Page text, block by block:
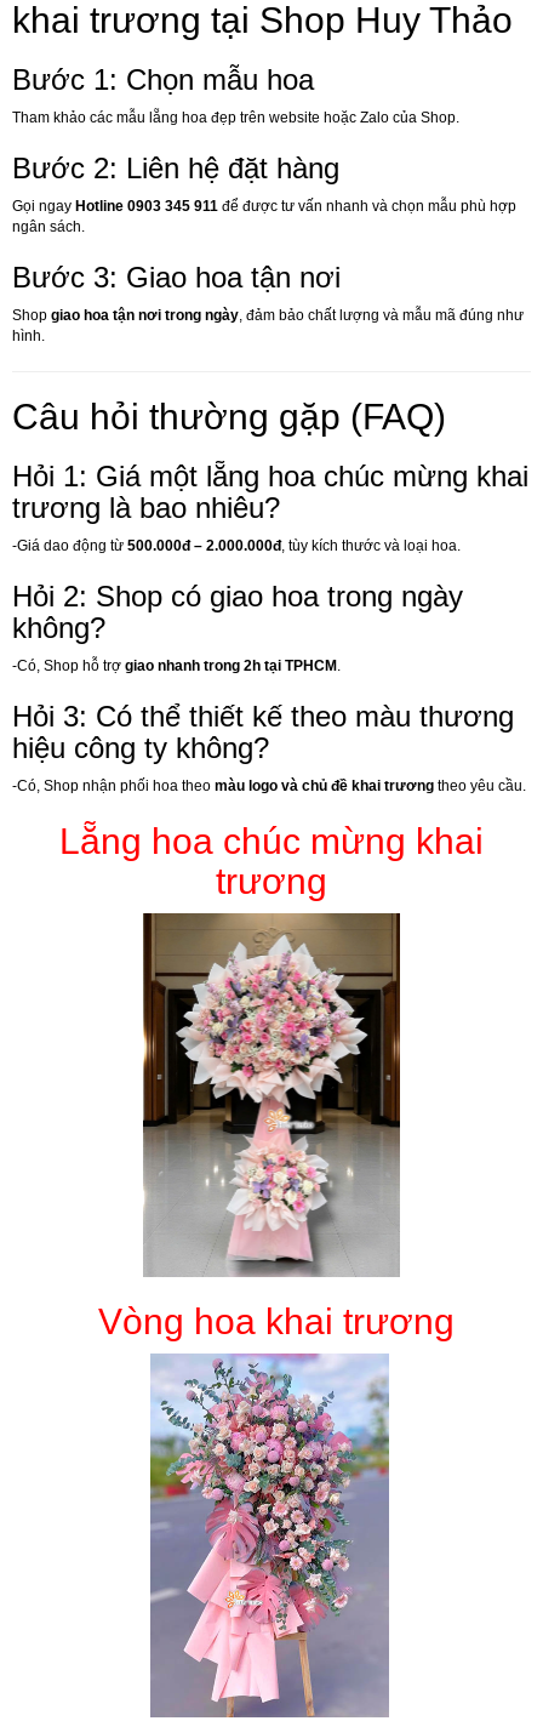
khai trương tại Shop Huy Thảo
Bước 1: Chọn mẫu hoa
Tham khảo các mẫu lẵng hoa đẹp trên website hoặc Zalo của Shop.
Bước 2: Liên hệ đặt hàng
Gọi ngay Hotline 0903 345 911 để được tư vấn nhanh và chọn mẫu phù hợp
ngân sách.
Bước 3: Giao hoa tận nơi
Shop giao hoa tận nơi trong ngày, đảm bảo chất lượng và mẫu mã đúng như
hình.
Câu hỏi thường gặp (FAQ)
Hỏi 1: Giá một lẵng hoa chúc mừng khai
trương là bao nhiêu?
-Giá dao động từ 500.000đ – 2.000.000đ, tùy kích thước và loại hoa.
Hỏi 2: Shop có giao hoa trong ngày
không?
-Có, Shop hỗ trợ giao nhanh trong 2h tại TPHCM .
Hỏi 3: Có thể thiết kế theo màu thương
hiệu công ty không?
-Có, Shop nhận phối hoa theo màu logo và chủ đề khai trương theo yêu cầu.
Lẵng hoa chúc mừng khai
trương
Vòng hoa khai trương